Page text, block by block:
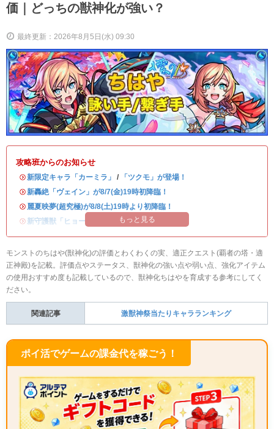
価｜どっちの獣神化が強い？
最終更新：2026年8月5日(水) 09:30
攻略班からのお知らせ
・新限定キャラ「カーミラ」 /
「ツクモ」が登場！
・新轟絶「ヴェイン」が8/7(金)19時初降臨！
・ 麗夏映夢(超究極)が8/8(土)19時より初降臨！
・ 新守護獣「ヒョーたん」が登場！もっと見る
モンストのちはや(獣神化)の評価とわくわくの実、適正クエスト(覇者の塔・適
正神殿)を記載。評価点やステータス、獣神化の強い点や弱い点、強化アイテム
の使用おすすめ度も記載しているので、獣神化ちはやを育成する参考にしてく
ださい。
関連記事 激獣神祭当たりキャラランキング
ポイ活でゲームの課金代を稼ごう！